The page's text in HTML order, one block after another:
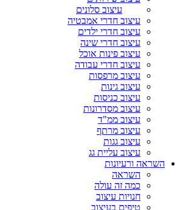
עיצוב סלונים
עיצוב חדרי אמבטיה
עיצוב חדרי ילדים
עיצוב חדרי שינה
עיצוב פינות אוכל
עיצוב חדרי עבודה
עיצוב מרפסות
עיצוב גינות
עיצוב כניסות
עיצוב מסדרונות
עיצוב ממ"ד
עיצוב מרתף
עיצוב גגות
עיצוב עליית גג
השראה ורעיונות
השראה
כמה זה עולה
חנויות עיצוב
טיפים בעיצוב